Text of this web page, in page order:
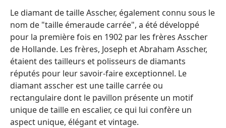
Le diamant de taille Asscher, également connu sous le
nom de "taille émeraude carrée", a été développé
pour la première fois en 1902 par les frères Asscher
de Hollande. Les frères, Joseph et Abraham Asscher,
étaient des tailleurs et polisseurs de diamants
réputés pour leur savoir-faire exceptionnel. Le
diamant asscher est une taille carrée ou
rectangulaire dont le pavillon présente un motif
unique de taille en escalier, ce qui lui confère un
aspect unique, élégant et vintage.